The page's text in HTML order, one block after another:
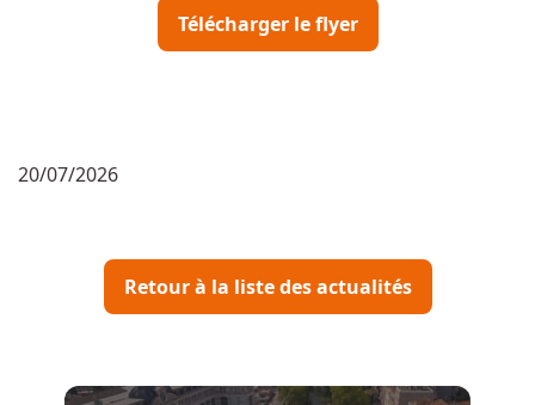
Télécharger le flyer
20/07/2026
Retour à la liste des actualités